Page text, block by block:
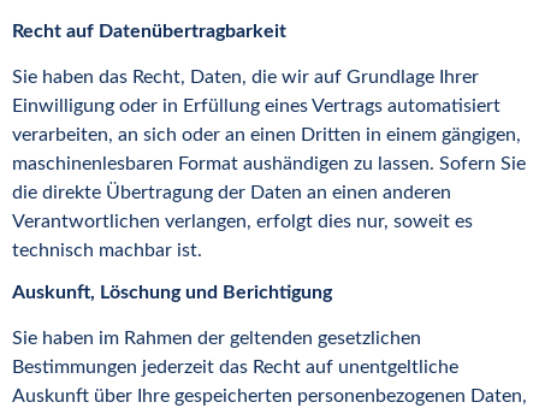
Recht auf Daten­übertrag­barkeit
Sie haben das Recht, Daten, die wir auf Grundlage Ihrer
Einwilligung oder in Erfüllung eines Vertrags automatisiert
verarbeiten, an sich oder an einen Dritten in einem gängigen,
maschinenlesbaren Format aushändigen zu lassen. Sofern Sie
die direkte Übertragung der Daten an einen anderen
Verantwortlichen verlangen, erfolgt dies nur, soweit es
technisch machbar ist.
Auskunft, Löschung und Berichtigung
Sie haben im Rahmen der geltenden gesetzlichen
Bestimmungen jederzeit das Recht auf unentgeltliche
Auskunft über Ihre gespeicherten personenbezogenen Daten,